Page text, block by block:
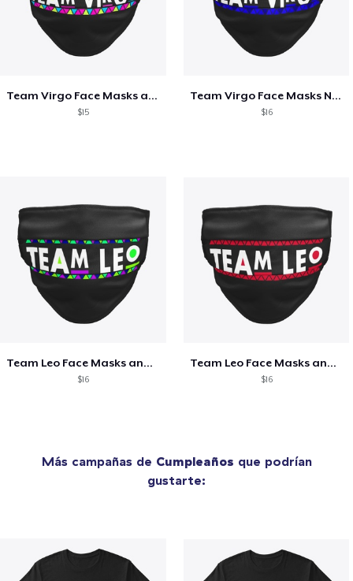
Team Virgo Face Masks and Novelty Gifts
$15
Team Virgo Face Masks Novelty Gifts
$16
Team Leo Face Masks and Novelty Gifts
$16
Team Leo Face Masks and Novelty Gifts
$16
Más campañas de Cumpleaños que podrían
gustarte: